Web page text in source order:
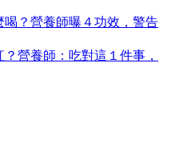
？營養師曝４功效，警告
營養師：吃對這１件事，